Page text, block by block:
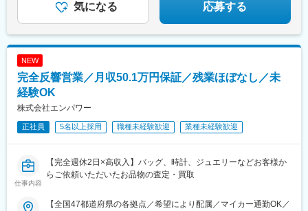
気になる 応募する
NEW
完全反響営業／月収50.1万円保証／残業ほぼなし／未
経験OK
株式会社エンパワー
正社員 5名以上採用 職種未経験歓迎 業種未経験歓迎
仕事内容
【完全週休2日×高収入】バッグ、時計、ジュエリーなどお客様か
らご依頼いただいたお品物の査定・買取
【全国47都道府県の各拠点／希望により配属／マイカー通勤OK／